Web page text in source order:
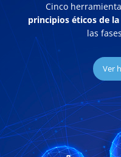
Cinco
principios éticos de
las
Ver